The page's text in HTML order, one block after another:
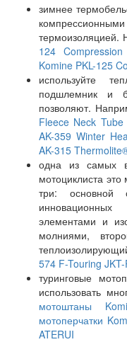
зимнее
термоизоляцией.
124
Komine PKL-125
используйте
подшлемник и
позволяют.
Fleece Neck Tube
AK-359 Winter
AK-315
одна из самых
мотоциклиста это
три: основной
элементами и
молниями,
574 F-Touring JKT-
туринговые
использовать
мотоштаны
мотоперчатки
ATERUI